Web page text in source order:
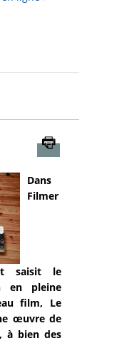
Dans
Filmer
saisit le
en pleine
film, Le
œuvre de
à bien des